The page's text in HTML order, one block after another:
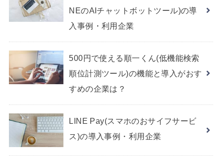
NEのAIチャットボットツール)の導
入事例・利用企業
500円で使える順一くん(低機能検索
順位計測ツール)の機能と導入がおす
すめの企業は？
LINE Pay(スマホのおサイフサービ
ス)の導入事例・利用企業